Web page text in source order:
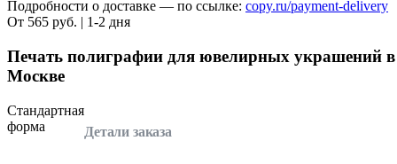
Подробности о доставке — по ссылке: copy.ru/payment-delivery
От 565 руб. | 1-2 дня
Печать полиграфии для ювелирных украшений в
Москве
Стандартная
форма
Детали заказа